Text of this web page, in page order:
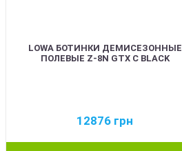
LOWA БОТИНКИ ДЕМИСЕЗОННЫЕ
ПОЛЕВЫЕ Z-8N GTX C BLACK
12876 грн